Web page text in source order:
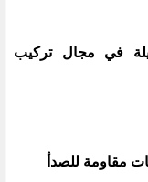
في مجال تركيب
مقاومة للصدأ